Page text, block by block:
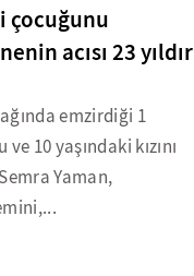
çocuğunu
acısı 23 yıldır
emzirdiği 1
10 yaşındaki kızını
Yaman,